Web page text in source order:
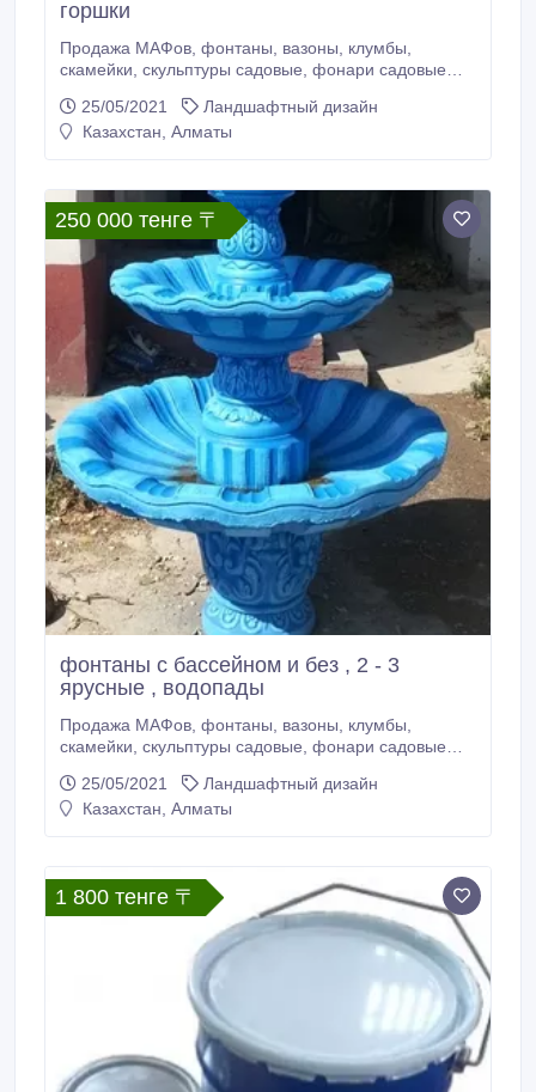
горшки
Продажа МАФов, фонтаны, вазоны, клумбы,
скамейки, скульптуры садовые, фонари садовые
25/05/2021
Ландшафтный дизайн
Казахстан, Алматы
250 000 тенге 〒
фонтаны с бассейном и без , 2 - 3
ярусные , водопады
Продажа МАФов, фонтаны, вазоны, клумбы,
скамейки, скульптуры садовые, фонари садовые
бетона в Алматы.
25/05/2021
Ландшафтный дизайн
Казахстан, Алматы
1 800 тенге 〒